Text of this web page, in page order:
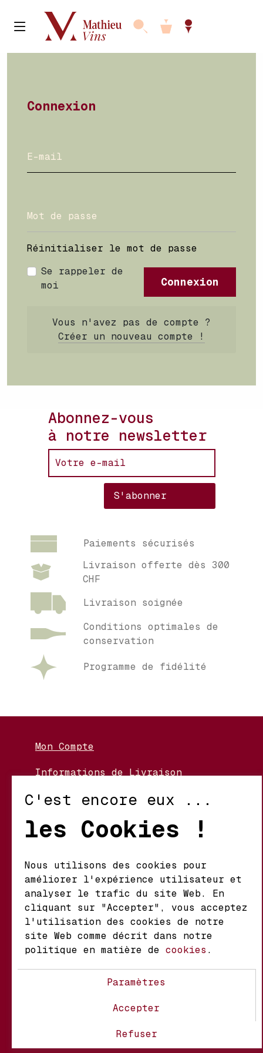
Connexion
Réinitialiser le mot de passe
Se rappeler de
moi
Connexion
Vous n'avez pas de compte ?
Créer un nouveau compte !
Abonnez-vous
à notre newsletter
Paiements sécurisés
Livraison offerte dès 300
CHF
Livraison soignée
Conditions optimales de
conservation
Programme de fidélité
Mon Compte
Informations de Livraison
Conditions d’Utilisation
Mathieu S.A. Vins fins
d'origine
Chemin du Coteau 29 A
1123 Aclens Suisse
@MATHIEUVINS
Contact FAQ
C'est encore eux ...
les Cookies !
Nous utilisons des cookies pour
améliorer l'expérience utilisateur et
analyser le trafic du site Web. En
cliquant sur "Accepter", vous acceptez
l'utilisation des cookies de notre
site Web comme décrit dans notre
politique en matière de cookies .
Paramètres
Accepter
Refuser